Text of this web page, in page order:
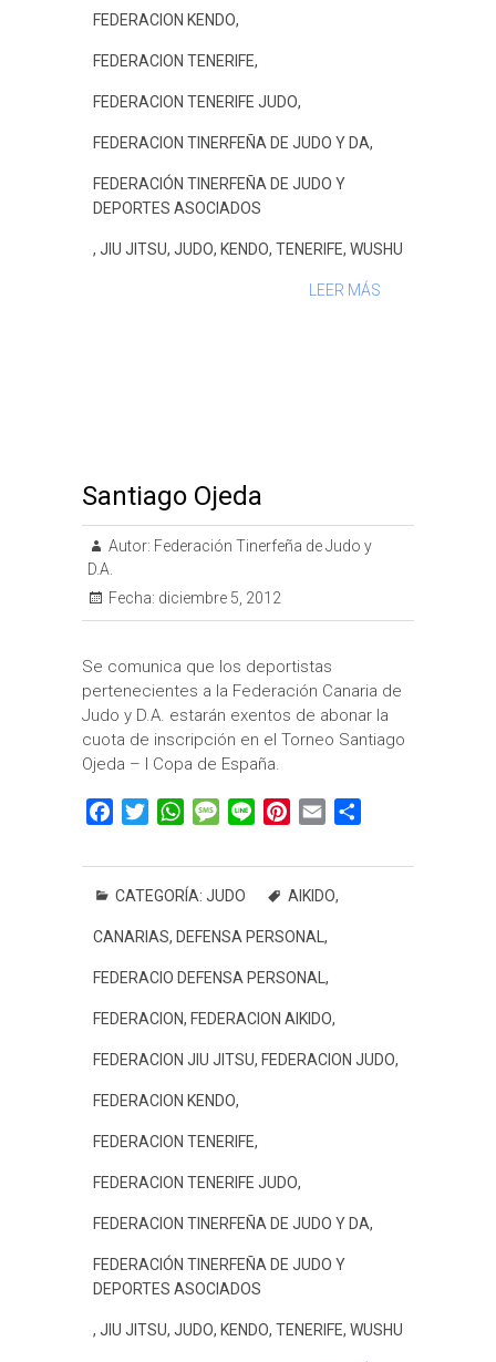
FEDERACION KENDO,
FEDERACION TENERIFE,
FEDERACION TENERIFE JUDO,
FEDERACION TINERFEÑA DE JUDO Y DA,
FEDERACIÓN TINERFEÑA DE JUDO Y
DEPORTES ASOCIADOS
, JIU JITSU, JUDO, KENDO, TENERIFE, WUSHU
LEER MÁS
Santiago Ojeda
Autor: Federación Tinerfeña de Judo y
D.A.
Fecha: diciembre 5, 2012
Se comunica que los deportistas
pertenecientes a la Federación Canaria de
Judo y D.A. estarán exentos de abonar la
cuota de inscripción en el Torneo Santiago
Ojeda – I Copa de España.
c
e
o
o
i
t
e
r
W
a
t
A
p
M
s
s
g
e
n
n
t
r
e
t
a
i
m
CATEGORÍA: JUDO AIKIDO,
CANARIAS, DEFENSA PERSONAL ,
FEDERACIO DEFENSA PERSONAL ,
FEDERACION, FEDERACION AIKIDO,
FEDERACION JIU JITSU, FEDERACION JUDO,
FEDERACION KENDO,
FEDERACION TENERIFE,
FEDERACION TENERIFE JUDO,
FEDERACION TINERFEÑA DE JUDO Y DA,
FEDERACIÓN TINERFEÑA DE JUDO Y
DEPORTES ASOCIADOS
, JIU JITSU, JUDO, KENDO, TENERIFE, WUSHU